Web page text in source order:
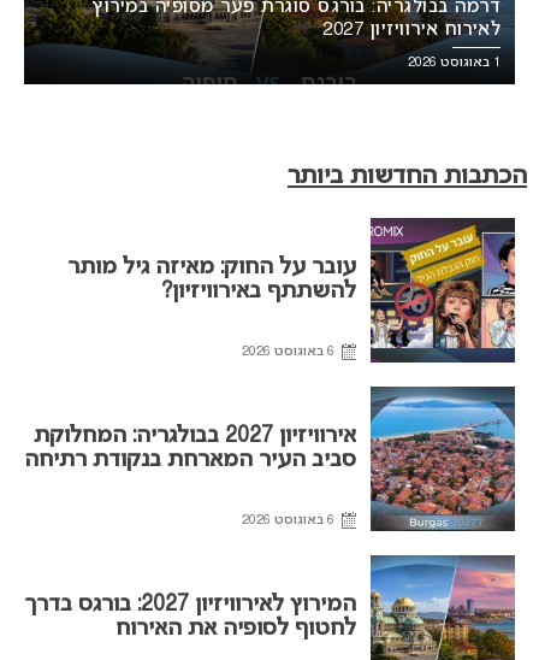
דרמה בבולגריה: בורגס סוגרת פער מסופיה במירוץ
לאירוח אירוויזיון 2027
1 באוגוסט 2026
הכתבות החדשות ביותר
עובר על החוק: מאיזה גיל מותר
להשתתף באירוויזיון?
6 באוגוסט 2026
אירוויזיון 2027 בבולגריה: המחלוקת
סביב העיר המארחת בנקודת רתיחה
6 באוגוסט 2026
המירוץ לאירוויזיון 2027: בורגס בדרך
לחטוף לסופיה את האירוח